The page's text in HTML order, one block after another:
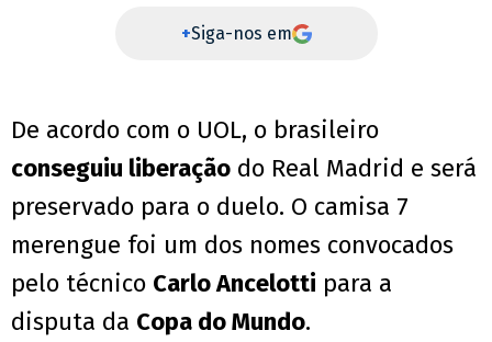
+Siga-nos em
De acordo com o UOL, o brasileiro
conseguiu liberação do Real Madrid e será
preservado para o duelo. O camisa 7
merengue foi um dos nomes convocados
pelo técnico Carlo Ancelotti para a
disputa da Copa do Mundo.